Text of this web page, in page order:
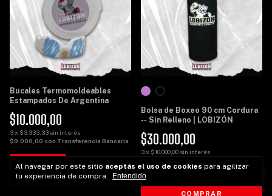
Al navegar por este sitio aceptás el uso de cookies para agilizar
tu experiencia de compra.
Entendido
Bucales Termomoldeables
Estampados De Argentina
$10.000,00
3x $3.333,33 sin interés
$9.000,00 con Transferencia Bancaria
Bolsa de Boxeo 90 cm Cordura
-- Sin Relleno | LOBIZÓN
$30.000,00
3x $10.000,00 sin interés
Bancaria
COMPRAR